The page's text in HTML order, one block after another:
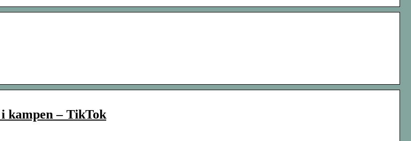
kampen – TikTok